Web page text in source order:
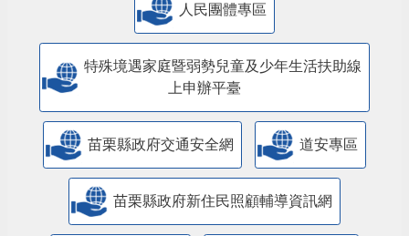
人民團體專區
特殊境遇家庭暨弱勢兒童及少年生活扶助線
上申辦平臺
苗栗縣政府交通安全網 道安專區
苗栗縣政府新住民照顧輔導資訊網